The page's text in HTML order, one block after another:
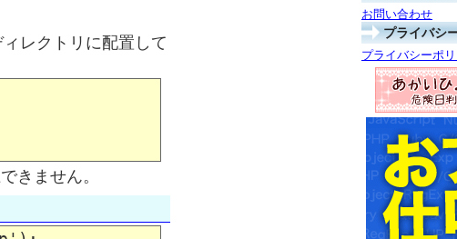
レクトリに配置して
きません。
お問い合わせ
プライバシ
プライバシーポ